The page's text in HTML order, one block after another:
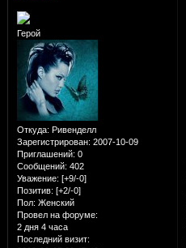
Герой
Откуда: Ривенделл
Зарегистрирован: 2007-10-09
Приглашений: 0
Сообщений: 402
Уважение: [+9/-0]
Позитив: [+2/-0]
Пол: Женский
Провел на форуме:
2 дня 4 часа
Последний визит: